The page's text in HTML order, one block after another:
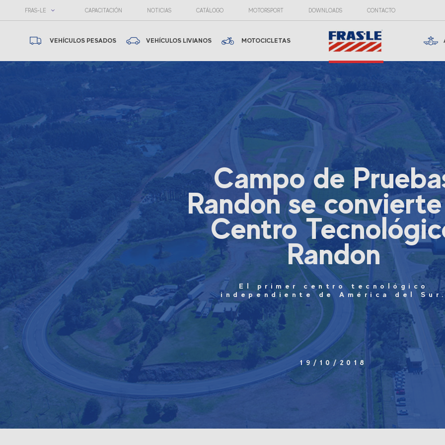
FRAS-LE CAPACITACIÓN NOTICIAS CATÁLOGO MOTORSPORT DOWNLOADS CONTACTO
VEHÍCULOS PESADOS VEHÍCULOS LIVIANOS MOTOCICLETAS
Campo de
Randon se
Centro
Randon
El primer centro tecnológico
independiente de América del
19/10/2018